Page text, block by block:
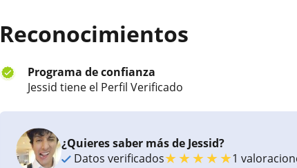
Reconocimientos
Programa de confianza
Jessid tiene el Perfil Verificado
¿Quieres saber más de Jessid?
Datos verificados★★★★★1